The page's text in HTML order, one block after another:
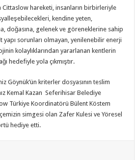
Cittaslow hareketi, insanların birbirleriyle
kendine yeten,
doğasına, gelenek ve göreneklerine sahip
yapı sorunları olmayan, yenilenebilir enerji
kolaylıklarından yararlanan kentlerin
hedefiyle yola çıkmıştır.
Göynük’ün kriterler dosyasının teslim
Kemal Kazan Seferihisar Belediye
Türkiye Koordinatörü Bülent Köstem
simgesi olan Zafer Kulesi ve Yöresel
hediye etti.